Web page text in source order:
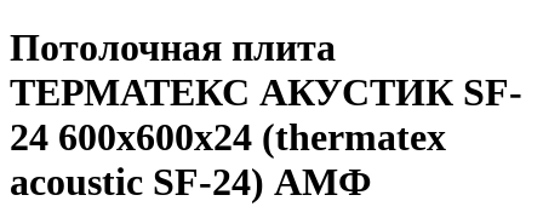
Потолочная плита
ТЕРМАТЕКС АКУСТИК SF-
24 600x600x24 (thermatex
acoustic SF-24) АМФ